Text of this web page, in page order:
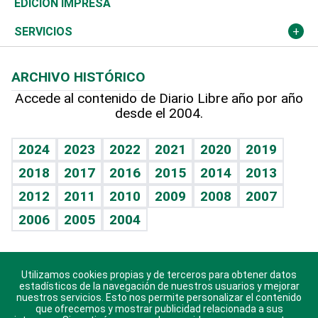
Resto del mundo
Economía personal
Podcast Arte Libre
Hablando con el pediatra
Vida y familia
Eñe
Celebrando la vida
Sin complejos
En pocas palabras
Escuchando al corazón
Economía Personal
Más deportes
TBT Deportivo
Columnistas
Más firmas
Cambio climático
Deportes
Opinión
Hecho en casa
Guía del dinero
EDICIÓN IMPRESA
SERVICIOS
Cumpleaños
Horóscopos
Crucigramas
ARCHIVO HISTÓRICO
Accede al contenido de Diario Libre año por año
desde el 2004.
2024 2023 2022 2021 2020
2019
2018
2017 2016 2015 2014
2013
2012
2011 2010 2009 2008
2007
2006
2005 2004
Descarga nuestras aplicaciones para Android, iOS y
sistema Huawei.
Utilizamos cookies propias y de terceros para obtener datos
estadísticos de la navegación de nuestros usuarios y mejorar
nuestros servicios. Esto nos permite personalizar el contenido
que ofrecemos y mostrar publicidad relacionada a sus